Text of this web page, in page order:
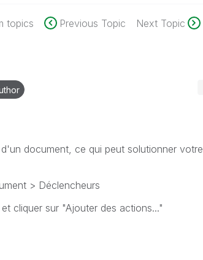
topics Previous Topic Next Topic
document, ce qui peut solutionner votre
> Déclencheurs
cliquer sur "Ajouter des actions..."